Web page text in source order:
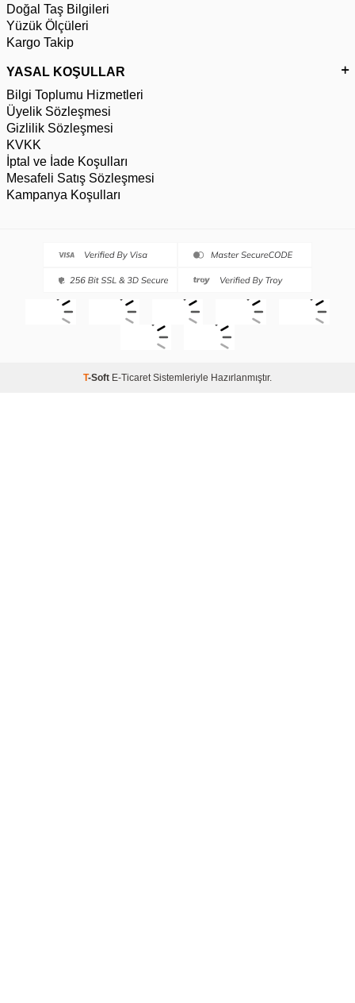
Doğal Taş Bilgileri
Yüzük Ölçüleri
Kargo Takip
YASAL KOŞULLAR
Bilgi Toplumu Hizmetleri
Üyelik Sözleşmesi
Gizlilik Sözleşmesi
KVKK
İptal ve İade Koşulları
Mesafeli Satış Sözleşmesi
Kampanya Koşulları
T-Soft E-Ticaret Sistemleriyle Hazırlanmıştır.